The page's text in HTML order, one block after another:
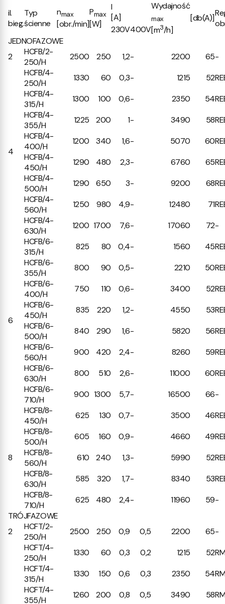
il.
bieg.
Typ
ścienne
nmax
[obr./min]
Pmax
[W]
I
[A]
Wydajność
max
[m3/h]
[db(A)]
230V400V
JEDNOFAZOWE
2
HCFB/2-
250/H
2500 250 1,2- 2200 65-
4
HCFB/4-
250/H
1330 60 0,3- 1215 52
HCFB/4-
315/H
1300 100 0,6- 2350 54
HCFB/4-
355/H
1225 200 1- 3490 58
HCFB/4-
400/H
1200 340 1,6- 5070 60
HCFB/4-
450/H
1290 480 2,3- 6760 65
HCFB/4-
500/H
1290 650 3- 9200 68
HCFB/4-
560/H
1250 980 4,9- 12480 71
HCFB/4-
630/H
1200 1700 7,6- 17060 72-
6
HCFB/6-
315/H
825 80 0,4- 1560 45
HCFB/6-
355/H
800 90 0,5- 2210 50
HCFB/6-
400/H
750 110 0,6- 3400 52
HCFB/6-
450/H
835 220 1,2- 4550 53
HCFB/6-
500/H
840 290 1,6- 5820 56
HCFB/6-
560/H
900 420 2,4- 8260 59
HCFB/6-
630/H
800 510 2,6- 11000 60
HCFB/6-
710/H
900 1300 5,7- 16500 66-
8
HCFB/8-
450/H
625 130 0,7- 3500 46
HCFB/8-
500/H
605 160 0,9- 4660 49
HCFB/8-
560/H
610 240 1,3- 5990 52
HCFB/8-
630/H
585 320 1,7- 8340 53
HCFB/8-
710/H
625 480 2,4- 11960 59-
TRÓJFAZOWE
2
HCFT/2-
250/H
2500 250 0,9 0,5 2200 65-
HCFT/4-
250/H
1330 60 0,3 0,2 1215 52
HCFT/4-
315/H
1330 150 0,6 0,3 2350 54
HCFT/4-
355/H
1260 200 0,8 0,5 3490 58